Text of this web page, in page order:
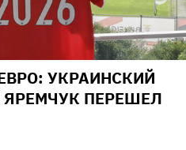
УКРАИНСКИЙ
ПЕРЕШЕЛ